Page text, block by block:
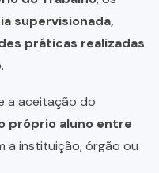
supervisionada,
práticas realizadas
.
a aceitação do
próprio aluno entre
a instituição, órgão ou